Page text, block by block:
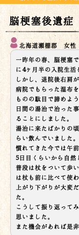
脳梗塞後遺症
北海道瀬棚郡 女性
一昨年の春、脳梗塞
に4ヶ月半の入院生活
しかし、退院後右肩
病院でもらった湿布
ものの駄目で諦めよ
日間の湯治で治った
ることにしました。
湯治に来たばかりの
らい飲んでいました。
慣れてきた今では午
5日目くらいから自然
普段は杖をついて歩
は杖も前に比べて使
上がり下がりが大変
た。
こうして振り返って
思いました。
また機会があれば是